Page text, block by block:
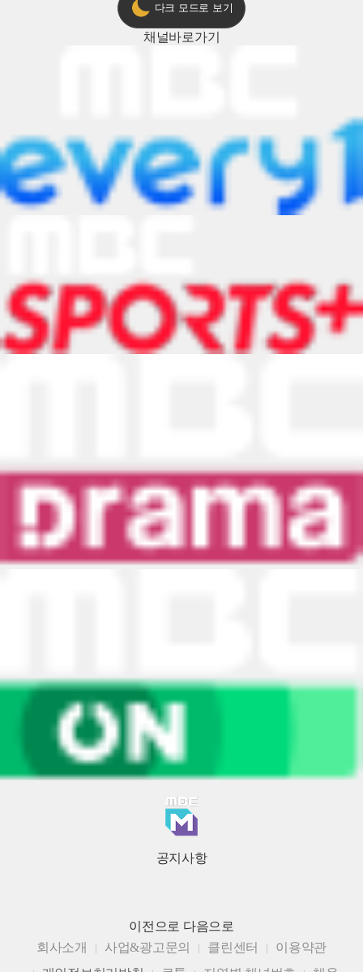
다크 모드로 보기
채널바로가기
공지사항
이전으로 다음으로
회사소개
사업&광고문의 클린센터
이용약관